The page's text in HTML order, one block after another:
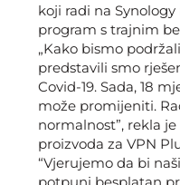
koji radi na
program s trajnim
„Kako bismo
predstavili smo
Covid-19. Sada, 18
može promijeniti.
normalnost”, rekla
proizvoda za VPN
“Vjerujemo da bi
potpuni besplatan